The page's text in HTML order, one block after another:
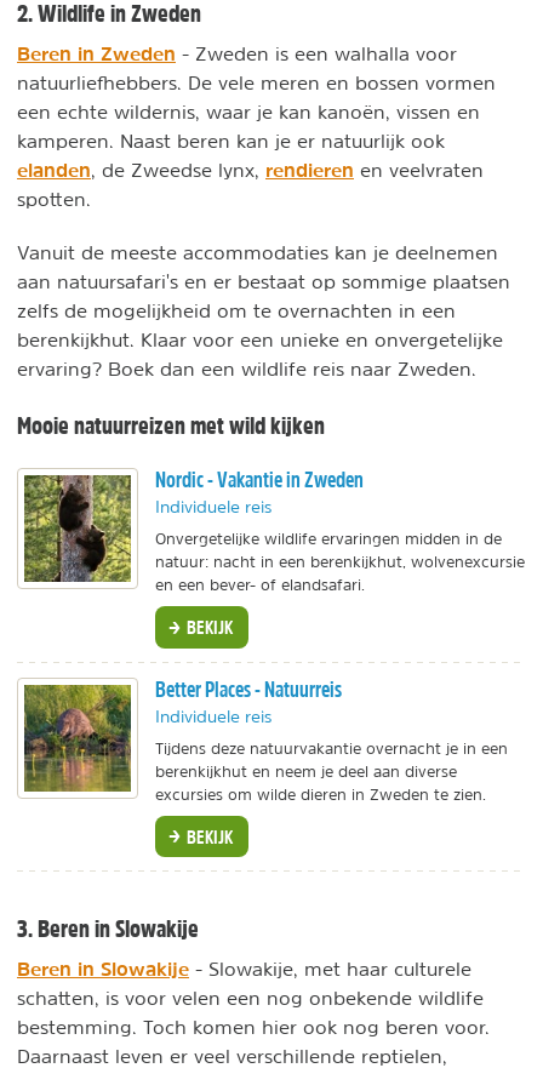
2. Wildlife in Zweden
Beren in Zweden - Zweden is een walhalla voor
natuurliefhebbers. De vele meren en bossen vormen
een echte wildernis, waar je kan kanoën, vissen en
kamperen. Naast beren kan je er natuurlijk ook
elanden, de Zweedse lynx, rendieren en veelvraten
spotten.
Vanuit de meeste accommodaties kan je deelnemen
aan natuursafari's en er bestaat op sommige plaatsen
zelfs de mogelijkheid om te overnachten in een
berenkijkhut. Klaar voor een unieke en onvergetelijke
ervaring? Boek dan een wildlife reis naar Zweden.
Mooie natuurreizen met wild kijken
Nordic - Vakantie in Zweden
Individuele reis
Onvergetelijke wildlife ervaringen midden in de
natuur: nacht in een berenkijkhut, wolvenexcursie
en een bever- of elandsafari.
BEKIJK
Better Places - Natuurreis
Individuele reis
Tijdens deze natuurvakantie overnacht je in een
berenkijkhut en neem je deel aan diverse
excursies om wilde dieren in Zweden te zien.
BEKIJK
3. Beren in Slowakije
Beren in Slowakije - Slowakije, met haar culturele
schatten, is voor velen een nog onbekende wildlife
bestemming. Toch komen hier ook nog beren voor.
Daarnaast leven er veel verschillende reptielen,